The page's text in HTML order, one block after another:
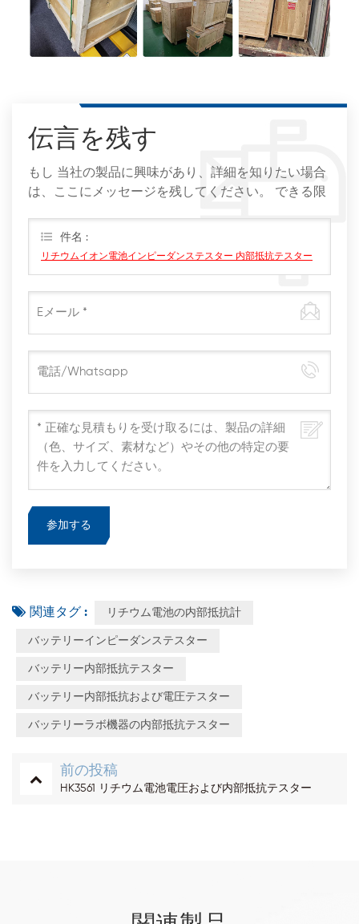
伝言を残す
もし 当社の製品に興味があり、詳細を知りたい場合
は、ここにメッセージを残してください。 できる限
件名 :
リチウムイオン電池インピーダンステスター 内部抵抗テスター
関連タグ : リチウム電池の内部抵抗計
バッテリーインピーダンステスター
バッテリー内部抵抗テスター
バッテリー内部抵抗および電圧テスター
バッテリーラボ機器の内部抵抗テスター
前の投稿
HK3561 リチウム電池電圧および内部抵抗テスター